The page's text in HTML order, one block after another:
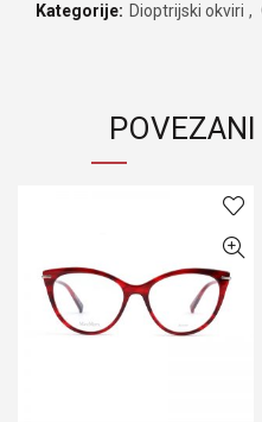
Kategorije: Dioptrijski okviri ,